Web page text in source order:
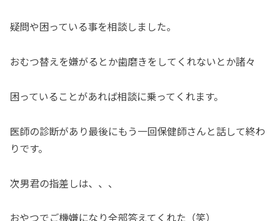
疑問や困っている事を相談しました。
おむつ替えを嫌がるとか歯磨きをしてくれないとか諸々
困っていることがあれば相談に乗ってくれます。
医師の診断があり最後にもう一回保健師さんと話して終わ
りです。
次男君の指差しは、、、
おやつでご機嫌になり全部答えてくれた（笑）